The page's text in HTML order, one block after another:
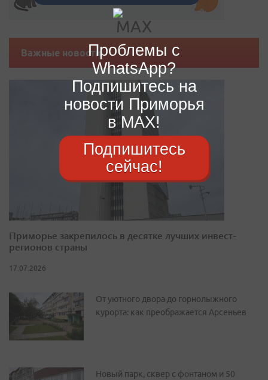
Важные новости
Приморье закрепилось в десятке лучших инвест-
регионов страны
17.07.2026
От уютного двора до горнолыжного
курорта: как преображается Арсеньев
Новый парк, сквер с фонтаном и 50
Проблемы с
WhatsApp?
Подпишитесь на
новости Приморья
в MAX!
Подпишитесь
сейчас!